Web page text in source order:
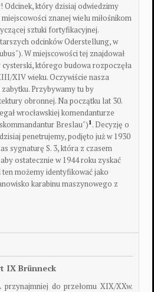
Odcinek, który dzisiaj odwiedzimy
znanej wielu miłośnikom
sztuki fortyfikacyjnej.
odcinków Oderstellung, w
W miejscowości tej znajdował
którego budowa rozpoczęła
XIV wieku. Oczywiście nasza
Przybywamy tu by
obronnej. Na początku lat 30.
wrocławskiej komendanturze
Breslau")1. Decyzję o
penetrujemy, podjęto już w 1930
sygnaturę S. 3, która z czasem
ostatecznie w 1944 roku zyskać
ten możemy identyfikować jako
karabinu maszynowego z
IX Brünneck
przynajmniej do przełomu XIX/XXw.